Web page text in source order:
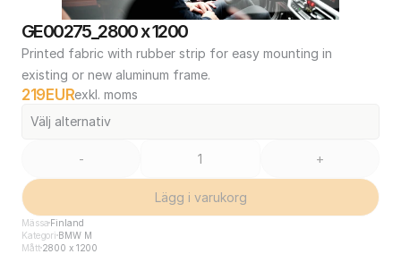
GE00275_2800 x 1200
Printed fabric with rubber strip for easy mounting in
existing or new aluminum frame.
219EURexkl. moms
Välj alternativ
- +
Lägg i varukorg
Mässa Finland
Kategori BMW M
Mått2800 x 1200